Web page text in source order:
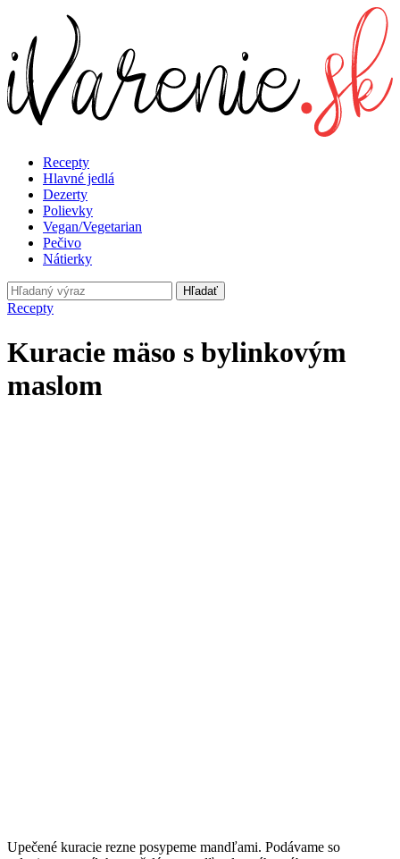
Recepty
Hlavné jedlá
Dezerty
Polievky
Vegan/Vegetarian
Pečivo
Nátierky
Hľadať
Recepty
Kuracie mäso s bylinkovým
maslom
Upečené kuracie rezne posypeme mandľami. Podávame so